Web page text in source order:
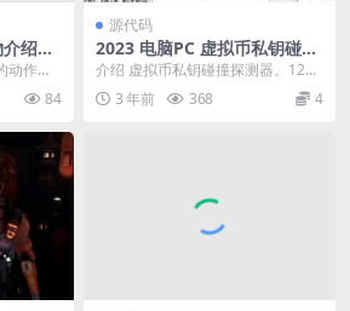
绍：
动作游
布了新
84
源代码
2023 电脑PC 虚拟币私钥碰撞
探测器
介绍 虚拟币私钥碰撞探测器。12月
25更新 使用说明 此软件使用穷举法
随机生成私...
3 年前 368 4